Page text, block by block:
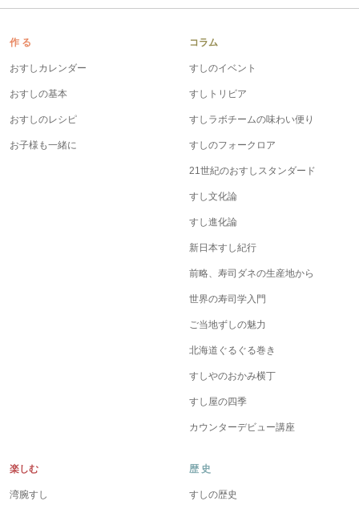
作 る
おすしカレンダー
おすしの基本
おすしのレシピ
お子様も一緒に
コラム
すしのイベント
すしトリビア
すしラボチームの味わい便り
すしのフォークロア
21世紀のおすしスタンダード
すし文化論
すし進化論
新日本すし紀行
前略、寿司ダネの生産地から
世界の寿司学入門
ご当地ずしの魅力
北海道ぐるぐる巻き
すしやのおかみ横丁
すし屋の四季
カウンターデビュー講座
楽しむ
湾腕すし
歴 史
すしの歴史